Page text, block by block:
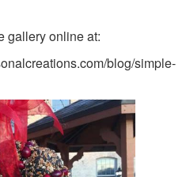
gallery online at:
blog/simple-